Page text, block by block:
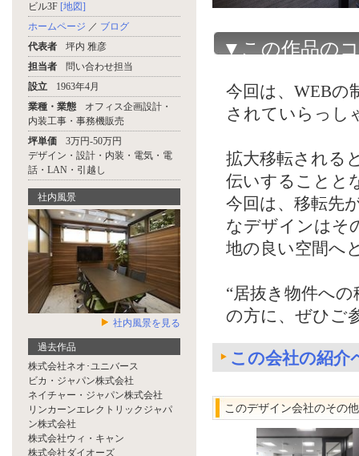
ビル3F [地図]
ホームページ ／ ブログ
代表者
坪内 雅彦
担当者
問い合わせ担当
設立
1963年4月
業種・業態
オフィス企画設計・
内装工事・事務機販売
坪単価
3万円-50万円
デザイン・設計・内装・電気・電
話・LAN・引越し
社内風景
社内風景を見る
過去作品
株式会社ネオ･ユニバース
ビカ・ジャパン株式会社
ネイチャー・ジャパン株式会社
リンカーンエレクトリックジャパ
ン株式会社
株式会社ウィ・キャン
株式会社ダイオーズ
▼この作品の
今回は、WEBの
されていらっし
拡大移転される
伝いすることと
今回は、移転先
なデザインはそ
地の良い空間へ
“居抜き物件へ
の方に、ぜひご
この会社の紹介
このデザイン会社のその